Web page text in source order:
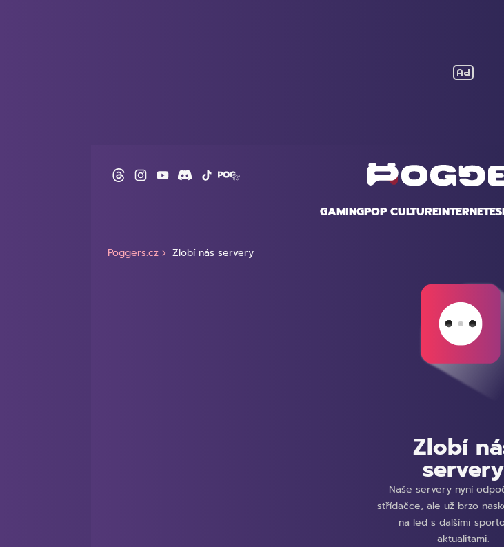
GAMINGPOP CULTUREINTERNET
Poggers.cz Zlobí nás servery
Zlobí
servery
Naše servery nyní
střídačce, ale už brzo
na led s dalšími
aktualitami.